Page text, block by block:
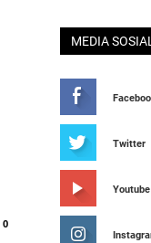
0
MEDIA SOSIAL
Twitter
Youtube